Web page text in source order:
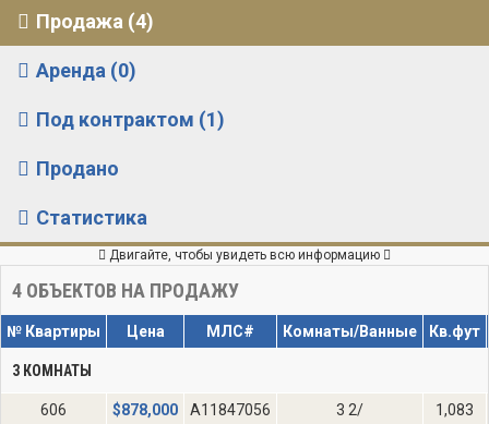
Продажа (4)
Аренда (0)
Под контрактом (1)
Продано
Статистика
Двигайте, чтобы увидеть всю информацию
4 ОБЪЕКТОВ НА ПРОДАЖУ
№ Квартиры Цена МЛС# Комнаты/Ванные Кв.фут
3 КОМНАТЫ
606 $878,000 A11847056 3 2/ 1,083